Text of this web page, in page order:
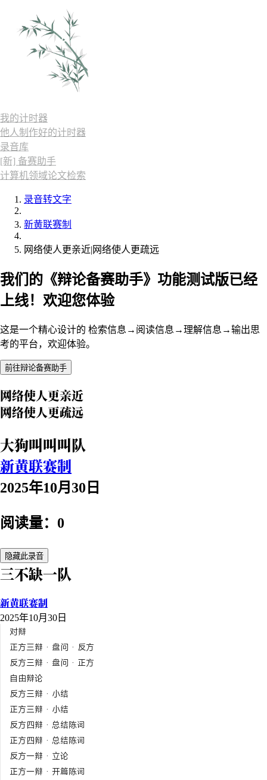
我的计时器
他人制作好的计时器
录音库
[新] 备赛助手
计算机领域论文检索
录音转文字
新黄联赛制
网络使人更亲近|网络使人更疏远
我们的《辩论备赛助手》功能测试版已经
上线！欢迎您体验
这是一个精心设计的 检索信息→阅读信息→理解信息→输出思
考的平台，欢迎体验。
前往辩论备赛助手
网络使人更亲近
网络使人更疏远
大狗叫叫叫队
新黄联赛制
2025年10月30日
阅读量：0
隐藏此录音
三不缺一队
新黄联赛制
2025年10月30日
对辩
正方三辩 · 盘问 · 反方
反方三辩 · 盘问 · 正方
自由辩论
反方三辩 · 小结
正方三辩 · 小结
反方四辩 · 总结陈词
正方四辩 · 总结陈词
反方一辩 · 立论
正方一辩 · 开篇陈词